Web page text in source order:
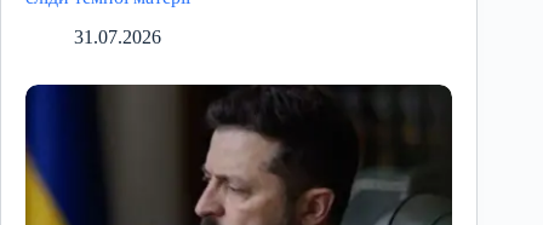
31.07.2026